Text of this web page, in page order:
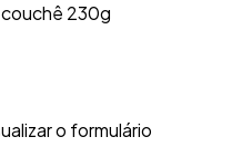
230g
o formulário